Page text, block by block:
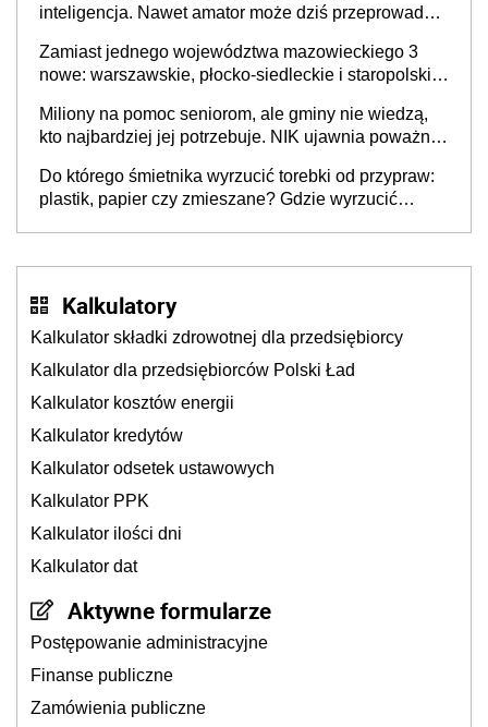
inteligencja. Nawet amator może dziś przeprowadzić
Zamiast jednego województwa mazowieckiego 3
nowe: warszawskie, płocko-siedleckie i staropolskie.
stołecznych
Miliony na pomoc seniorom, ale gminy nie wiedzą,
kto najbardziej jej potrzebuje. NIK ujawnia poważną
Do którego śmietnika wyrzucić torebki od przypraw:
plastik, papier czy zmieszane? Gdzie wyrzucić
Kalkulatory
Kalkulator składki zdrowotnej dla przedsiębiorcy
Kalkulator dla przedsiębiorców Polski Ład
Kalkulator kosztów energii
Kalkulator kredytów
Kalkulator odsetek ustawowych
Kalkulator PPK
Kalkulator ilości dni
Kalkulator dat
Aktywne formularze
Postępowanie administracyjne
Finanse publiczne
Zamówienia publiczne